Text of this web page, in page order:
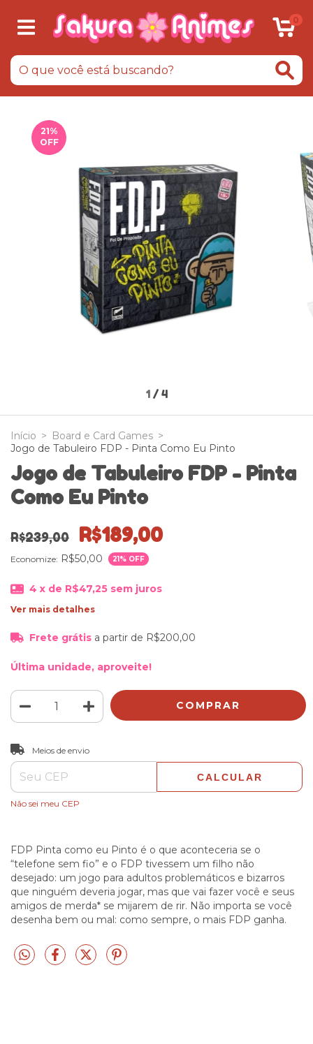
0
21%
OFF
1 / 4
Início > Board e Card Games >
Jogo de Tabuleiro FDP - Pinta Como Eu Pinto
Jogo de Tabuleiro FDP - Pinta
Como Eu Pinto
R$239,00 R$189,00
Economize: R$50,00 21% OFF
4 x de R$47,25 sem juros
Ver mais detalhes
Frete grátis a partir de R$200,00
Última unidade, aproveite!
Entregas para o CEP:
Meios de envio
CALCULAR
Não sei meu CEP
FDP Pinta como eu Pinto é o que aconteceria se o
“telefone sem fio” e o FDP tivessem um filho não
desejado: um jogo para adultos problemáticos e bizarros
que ninguém deveria jogar, mas que vai fazer você e seus
amigos de merda* se mijarem de rir. Não importa se você
desenha bem ou mal: como sempre, o mais FDP ganha.